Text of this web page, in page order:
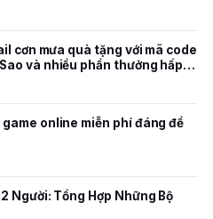
cơn mưa quà tặng với mã code
và nhiều phần thưởng hấp
game online miễn phí đáng để
Người: Tổng Hợp Những Bộ